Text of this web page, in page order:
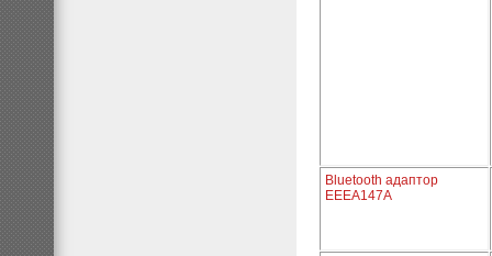
Bluetooth адаптор
EEEA147A